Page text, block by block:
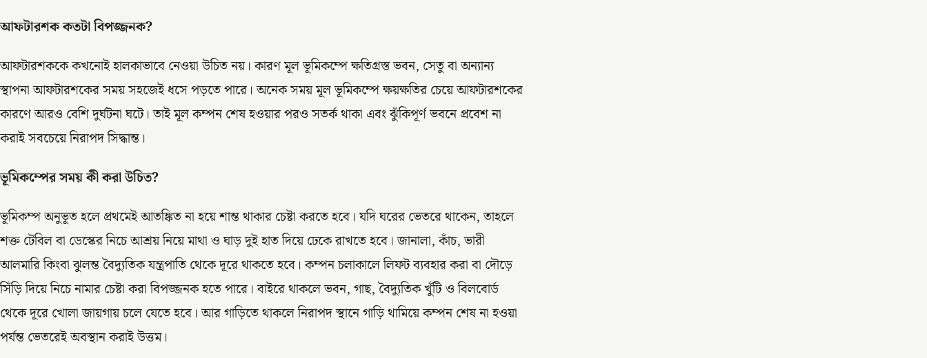
আফটারশক কতটা বিপজ্জনক?
আফটারশককে কখনোই হালকাভাবে নেওয়া উচিত নয়। কারণ মূল ভূমিকম্পে ক্ষতিগ্রস্ত ভবন, সেতু বা অন্যান্য
স্থাপনা আফটারশকের সময় সহজেই ধসে পড়তে পারে। অনেক সময় মূল ভূমিকম্পে ক্ষয়ক্ষতির চেয়ে আফটারশকের
কারণে আরও বেশি দুর্ঘটনা ঘটে। তাই মূল কম্পন শেষ হওয়ার পরও সতর্ক থাকা এবং ঝুঁকিপূর্ণ ভবনে প্রবেশ না
করাই সবচেয়ে নিরাপদ সিদ্ধান্ত।
ভূমিকম্পের সময় কী করা উচিত?
ভূমিকম্প অনুভূত হলে প্রথমেই আতঙ্কিত না হয়ে শান্ত থাকার চেষ্টা করতে হবে। যদি ঘরের ভেতরে থাকেন, তাহলে
শক্ত টেবিল বা ডেস্কের নিচে আশ্রয় নিয়ে মাথা ও ঘাড় দুই হাত দিয়ে ঢেকে রাখতে হবে। জানালা, কাঁচ, ভারী
আলমারি কিংবা ঝুলন্ত বৈদ্যুতিক যন্ত্রপাতি থেকে দূরে থাকতে হবে। কম্পন চলাকালে লিফট ব্যবহার করা বা দৌড়ে
সিঁড়ি দিয়ে নিচে নামার চেষ্টা করা বিপজ্জনক হতে পারে। বাইরে থাকলে ভবন, গাছ, বৈদ্যুতিক খুঁটি ও বিলবোর্ড
থেকে দূরে খোলা জায়গায় চলে যেতে হবে। আর গাড়িতে থাকলে নিরাপদ স্থানে গাড়ি থামিয়ে কম্পন শেষ না হওয়া
পর্যন্ত ভেতরেই অবস্থান করাই উত্তম।